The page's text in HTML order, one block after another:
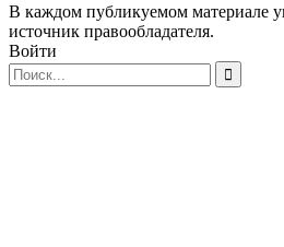
В каждом публикуемом материале
источник правообладателя.
Войти